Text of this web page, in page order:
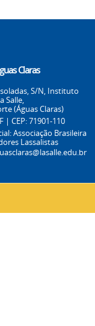
Claras
S/N, Instituto
Salle,
(Águas Claras)
| CEP: 71901-110
Associação Brasileira
Lassalistas